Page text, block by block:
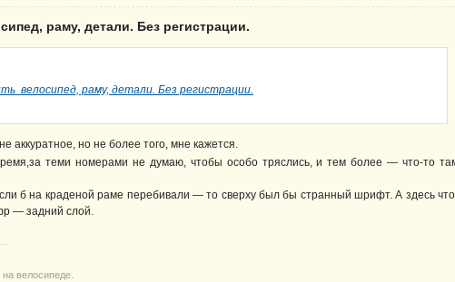
раму, детали. Без регистрации.
аккуратное, но не более того, мне кажется.
теми номерами не думаю, чтобы особо тряслись, и тем более — что-то
б на краденой раме перебивали — то сверху был бы странный шрифт. А здесь
— задний слой.
велосипеде.